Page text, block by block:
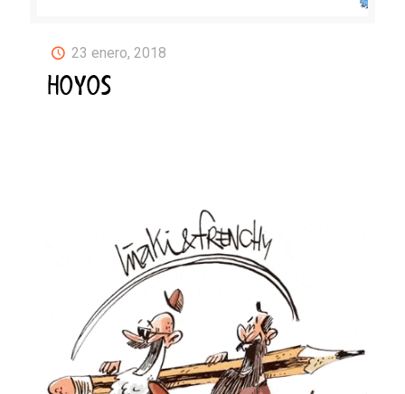
23 enero, 2018
HOYOS